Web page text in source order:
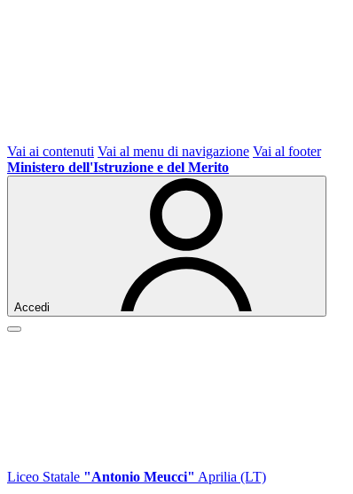
Vai ai contenuti Vai al menu di navigazione Vai al footer
Ministero dell'Istruzione e del Merito
Accedi
Liceo Statale "Antonio Meucci" Aprilia (LT)